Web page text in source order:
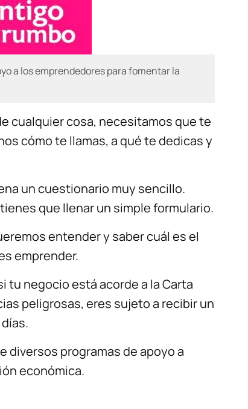
a los emprendedores para fomentar la
de cualquier cosa, necesitamos que te
cómo te llamas, a qué te dedicas y
un cuestionario muy sencillo.
que llenar un simple formulario.
entender y saber cuál es el
emprender.
si tu negocio está acorde a la Carta
peligrosas, eres sujeto a recibir un
diversos programas de apoyo a
económica.